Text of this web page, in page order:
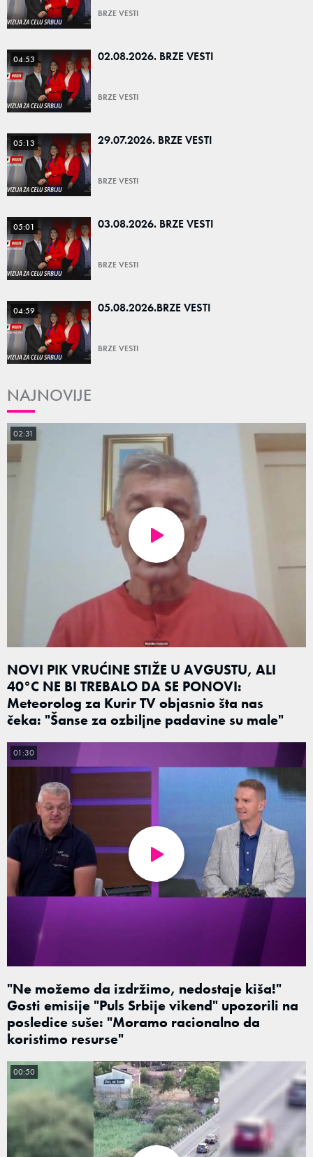
BRZE VESTI
04:53 02.08.2026. BRZE VESTI
BRZE VESTI
05:13 29.07.2026. BRZE VESTI
BRZE VESTI
05:01 03.08.2026. BRZE VESTI
BRZE VESTI
04:59 05.08.2026.BRZE VESTI
BRZE VESTI
NAJNOVIJE
NOVI PIK VRUĆINE STIŽE U AVGUSTU, ALI
40°C NE BI TREBALO DA SE PONOVI:
Meteorolog za Kurir TV objasnio šta nas
čeka: "Šanse za ozbiljne padavine su male"
02:31
"Ne možemo da izdržimo, nedostaje kiša!"
Gosti emisije "Puls Srbije vikend" upozorili na
posledice suše: "Moramo racionalno da
koristimo resurse"
01:30
00:50